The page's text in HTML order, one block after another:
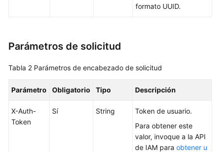
de
del
formato UUID.
Parámetros de solicitud
Tabla 2 Parámetros de encabezado de solicitud
Parámetro Obligatorio Tipo Descripción
X-Auth-
Token
Sí String
Token de usuario.
Para obtener este
valor, invoque a la API
de IAM para obtener u